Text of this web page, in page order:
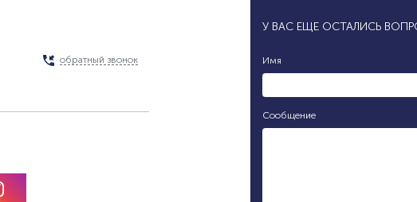
обратный звонок
У ВАС ЕЩЕ ОСТАЛИСЬ
Имя
Сообщение